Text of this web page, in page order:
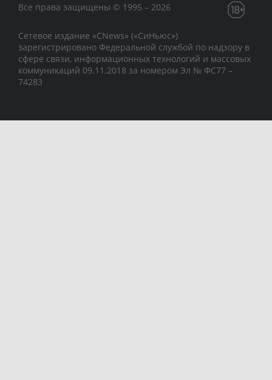
Все права защищены © 1995 – 2026
Сетевое издание «CNews» («СиНьюс»)
зарегистрировано Федеральной службой по надзору в
сфере связи, информационных технологий и массовых
коммуникаций 09.11.2018 за номером Эл № ФС77 –
74283